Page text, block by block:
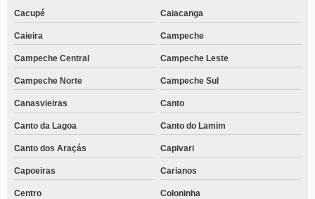
Cacupé Caiacanga
Caieira Campeche
Campeche Central Campeche Leste
Campeche Norte Campeche Sul
Canasvieiras Canto
Canto da Lagoa Canto do Lamim
Canto dos Araçás Capivari
Capoeiras Carianos
Centro Coloninha